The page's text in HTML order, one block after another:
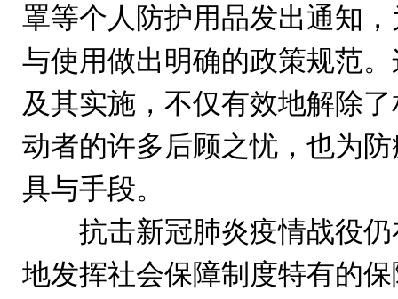
罩等个人防护用品发出通知
与使用做出明确的政策规范
及其实施，不仅有效地解除
动者的许多后顾之忧，也为
具与手段。
抗击新冠肺炎疫情战役仍
地发挥社会保障制度特有的